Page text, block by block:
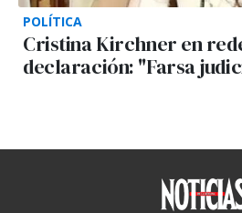
POLÍTICA
Cristina Kirchner en
declaración: "Farsa